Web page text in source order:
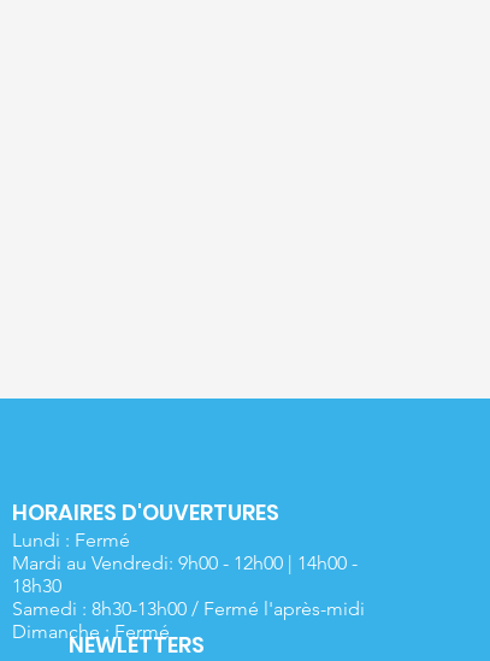
NEWLETTERS
HORAIRES D'OUVERTURES
Lundi : Fermé
Mardi au Vendredi: 9h00 - 12h00 | 14h00 -
18h30
Samedi : 8h30-13h00 / Fermé l'après-midi
Dimanche : Fermé